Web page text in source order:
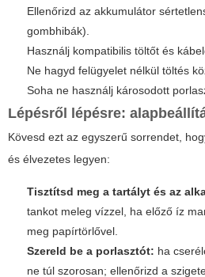
Ellenőrizd az akkumulátor
gombhibák).
Használj kompatibilis töltőt és
Ne hagyd felügyelet nélkül töltés
Soha ne használj károsodott
Lépésről lépésre:
Kövesd ezt az egyszerű sorrendet,
és élvezetes legyen:
Tisztítsd meg a tartályt és az
tankot meleg vízzel, ha előző íz
meg papírtörlővel.
Szereld be a porlasztót: ha
ne túl szorosan; ellenőrizd a